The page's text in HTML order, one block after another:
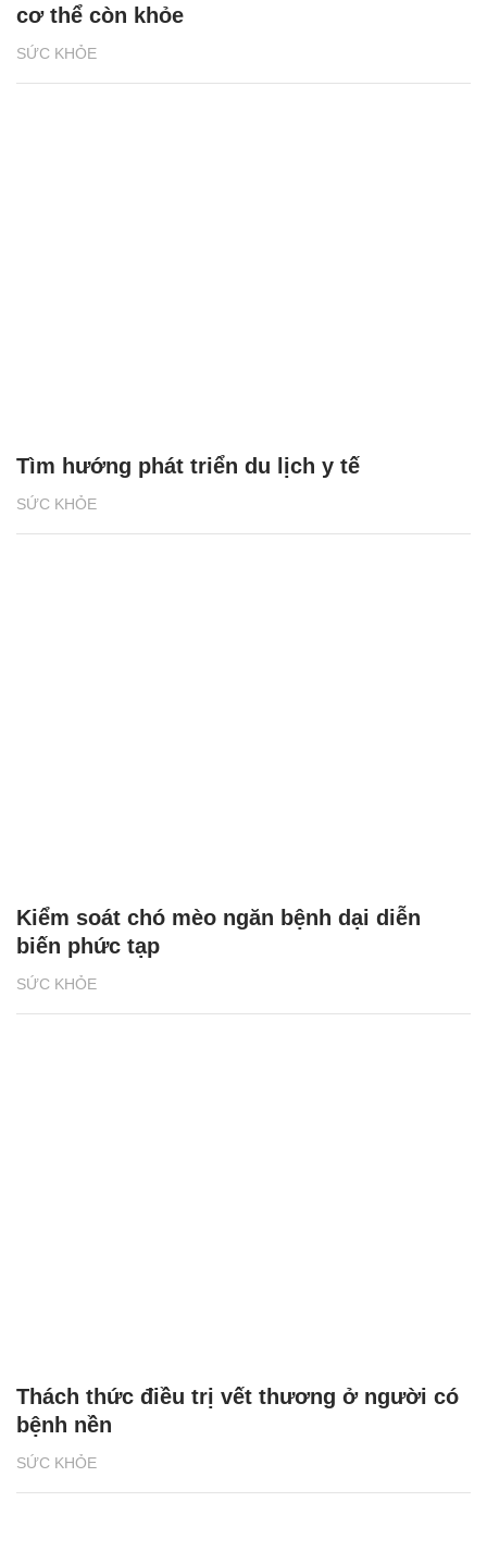
SỨC KHỎE
cơ thể còn khỏe
SỨC KHỎE
Tìm hướng phát triển du lịch y tế
SỨC KHỎE
Kiểm soát chó mèo ngăn bệnh dại diễn
biến phức tạp
SỨC KHỎE
Thách thức điều trị vết thương ở người có
bệnh nền